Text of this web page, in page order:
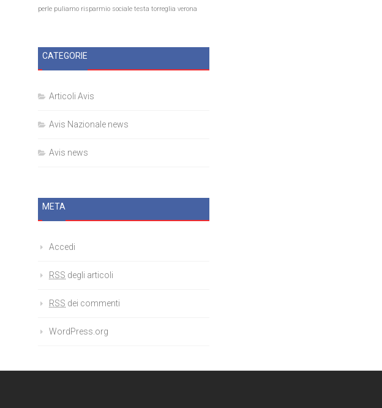
perle puliamo risparmio sociale testa torreglia verona
CATEGORIE
Articoli Avis
Avis Nazionale news
Avis news
META
Accedi
RSS degli articoli
RSS dei commenti
WordPress.org